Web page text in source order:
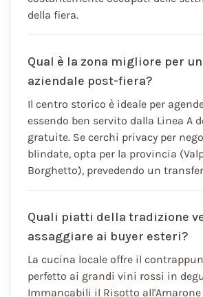
della fiera.
Qual è la zona migliore per
aziendale post-fiera?
Il centro storico è ideale per
essendo ben servito dalla Linea A
gratuite. Se cerchi privacy per
blindate, opta per la provincia
Borghetto), prevedendo un
Quali piatti della tradizione
assaggiare ai buyer esteri?
La cucina locale offre il
perfetto ai grandi vini rossi in
Immancabili il Risotto all'Amarone